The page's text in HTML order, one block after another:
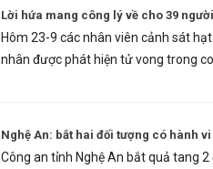
Lời hứa mang công lý về cho 39
Hôm 23-9 các nhân viên cảnh sát
nhân được phát hiện tử vong trong
Nghệ An: bắt hai đối tượng có hành
Công an tỉnh Nghệ An bắt quả tang